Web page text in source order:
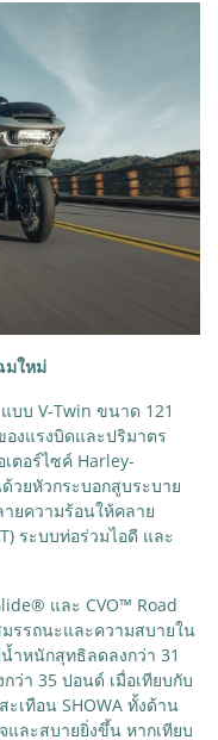
มใหม่
บบ V-Twin ขนาด 121
งแรงบิดและปริมาตร
ตอร์ไซค์ Harley-
วยหัวกระบอกสูบระบาย
ยความร้อนให้คลาย
ระบบท่อร่วมไอดี และ
และ CVO™ Road
รรถนะและความสบายใน
ำหนักสุทธิลดลงกว่า 31
ว่า 35 ปอนด์ เมื่อเทียบกับ
เทือน SHOWA ทั้งด้าน
ละสบายยิ่งขึ้น หากเทียบ